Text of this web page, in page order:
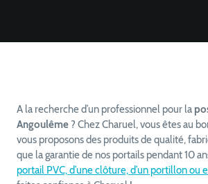
A la recherche d’un professionnel pour la
Angoulême ? Chez Charuel, vous êtes au
vous proposons des produits de qualité,
que la garantie de nos portails pendant 10
portail PVC, d’une clôture, d’un portillon ou